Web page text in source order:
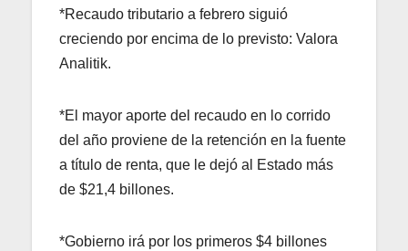
*Recaudo tributario a febrero siguió
creciendo por encima de lo previsto: Valora
Analitik.
*El mayor aporte del recaudo en lo corrido
del año proviene de la retención en la fuente
a título de renta, que le dejó al Estado más
de $21,4 billones.
*Gobierno irá por los primeros $4 billones